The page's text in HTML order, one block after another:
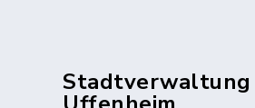
Stadtverwaltung